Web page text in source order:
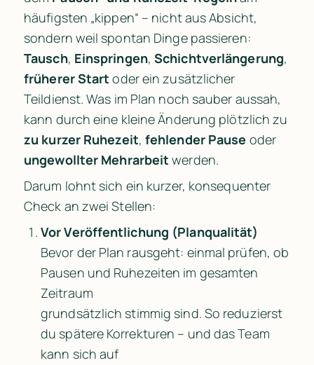
häufigsten „kippen“ – nicht aus Absicht,
Tausch, Einspringen, Schichtverlängerung
früherer Start oder ein zusätzlicher
Teildienst. Was im Plan noch sauber aussah,
zu kurzer Ruhezeit, fehlender Pause
oder
ungewollter Mehrarbeit werden.
Darum lohnt sich ein kurzer, konsequenter
Check an zwei Stellen:
Vor Veröffentlichung (Planqualität)
Bevor der Plan rausgeht: einmal prüfen, ob
Pausen und Ruhezeiten im gesamten
Zeitraum
grundsätzlich stimmig sind. So reduzierst
du spätere Korrekturen – und das Team
kann sich auf